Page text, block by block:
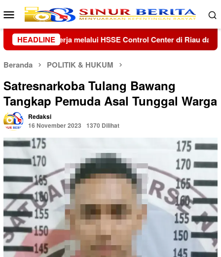
Loncat
ke
konten
Menu
Mobile
HEADLINE
di Riau dan Kepri Kolaborasi Lanud Sjamsudin Noor
Beranda POLITIK & HUKUM
Satresnarkoba Tulang Bawang
Tangkap Pemuda Asal Tunggal Warga
Redaksi
16 November 2023
1370 Dilihat